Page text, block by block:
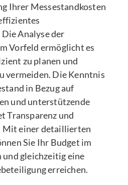
Ihrer Messestandkosten
Analyse der
Vorfeld ermöglicht es
zu planen und
vermeiden. Die Kenntnis
in Bezug auf
und unterstützende
Transparenz und
einer detaillierten
Sie Ihr Budget im
gleichzeitig eine
erreichen.